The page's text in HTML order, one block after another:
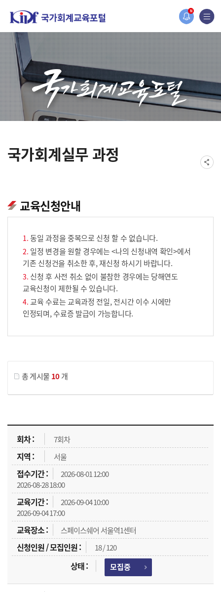
N
홈페이지가 새롭게 개편되었습니다.
한국조세재정연구원홈페이지가 새롭게 개설되었습니다.
국가회계실무 과정
교육신청안내
동일 과정을 중복으로 신청 할 수 없습니다.
일정 변경을 원할 경우에는 <나의 신청내역 확인>에서
기존 신청건을 취소한 후, 재신청 하시기 바랍니다.
신청 후 사전 취소 없이 불참한 경우에는 당해연도
교육신청이 제한될 수 있습니다.
교육 수료는 교육과정 전일, 전시간 이수 시에만
인정되며, 수료증 발급이 가능합니다.
총 게시물 10개
교육신청 목록을 나타낸 표로 회차, 지역, 접수기간, 교육기간, 교육장소, 신청인원/모집인원, 상태로 나뉘어 설명합니다.
7회차
서울
2026-08-01 12:00
2026-08-28 18:00
2026-09-04 10:00
2026-09-04 17:00
스페이스쉐어 서울역1센터
18 / 120
모집중